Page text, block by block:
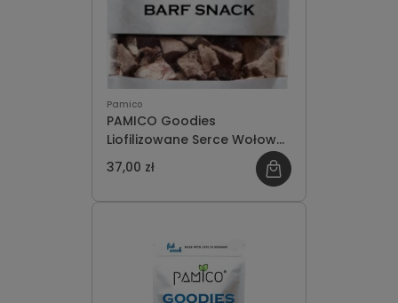
Pamico
PAMICO Goodies
Liofilizowane Serce Wołowe
50g
37,00 zł